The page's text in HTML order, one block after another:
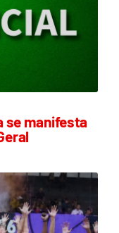
se manifesta